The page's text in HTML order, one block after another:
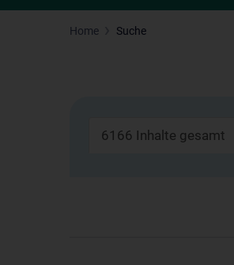
Home Suche
6166 Inhalte gesamt